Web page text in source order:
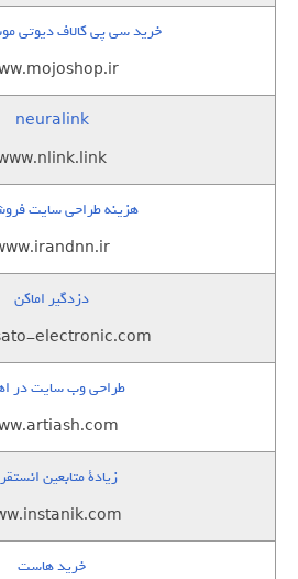
خرید سی پی کالاف دیوتی
neuralink
هزینه طراحی سایت
دزدگیر اماکن
electronic.com
طراحی وب سایت در
زيادة متابعين
خرید هاست